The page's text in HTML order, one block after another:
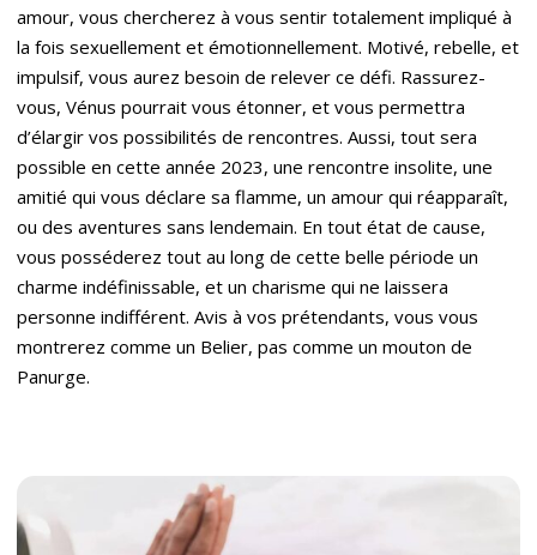
amour, vous chercherez à vous sentir totalement impliqué à
la fois sexuellement et émotionnellement. Motivé, rebelle, et
impulsif, vous aurez besoin de relever ce défi. Rassurez-
vous, Vénus pourrait vous étonner, et vous permettra
d’élargir vos possibilités de rencontres. Aussi, tout sera
possible en cette année 2023, une rencontre insolite, une
amitié qui vous déclare sa flamme, un amour qui réapparaît,
ou des aventures sans lendemain. En tout état de cause,
vous posséderez tout au long de cette belle période un
charme indéfinissable, et un charisme qui ne laissera
personne indifférent. Avis à vos prétendants, vous vous
montrerez comme un Belier, pas comme un mouton de
Panurge.